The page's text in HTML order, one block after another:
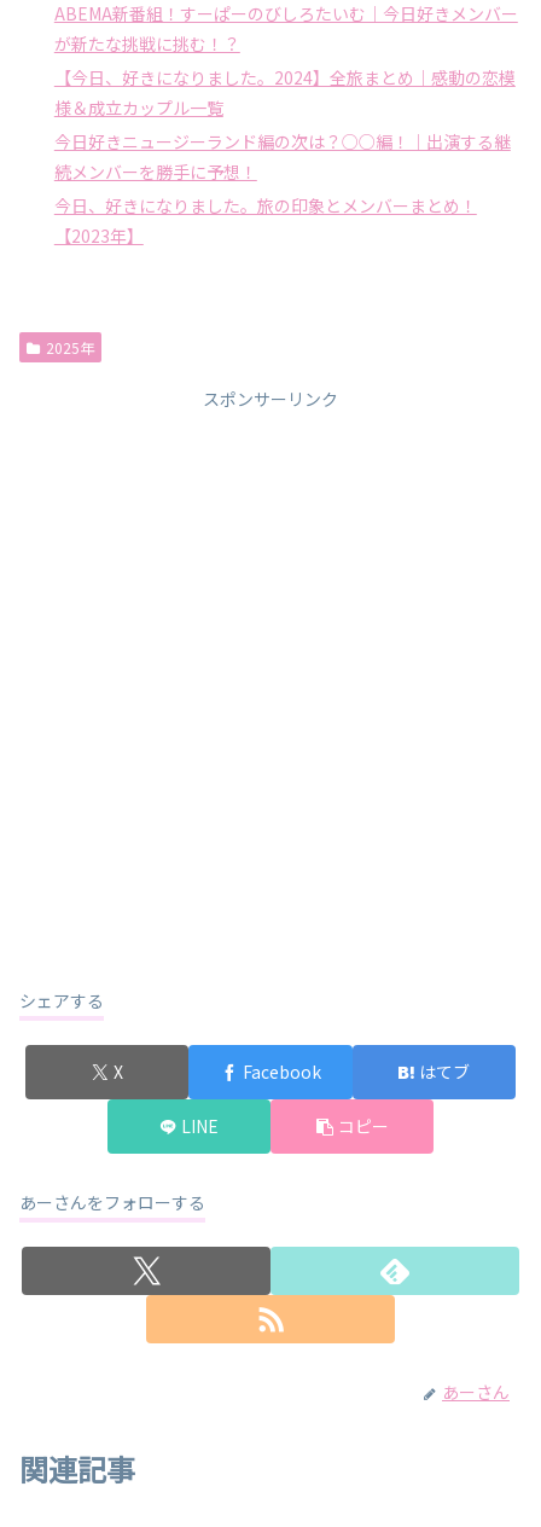
ABEMA新番組！すーぱーのびしろたいむ｜今日好きメンバー
が新たな挑戦に挑む！？
【今日、好きになりました。2024】全旅まとめ｜感動の恋模
様＆成立カップル一覧
今日好きニュージーランド編の次は？○○編！｜出演する継
続メンバーを勝手に予想！
今日、好きになりました。旅の印象とメンバーまとめ！
【2023年】
2025年
スポンサーリンク
シェアする
X Facebook はてブ
LINE コピー
あーさんをフォローする
あーさん
関連記事